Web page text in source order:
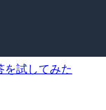
試してみた